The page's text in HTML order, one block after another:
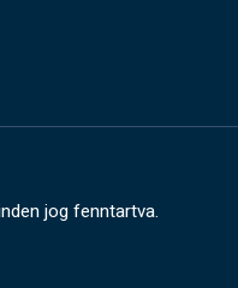
jog fenntartva.